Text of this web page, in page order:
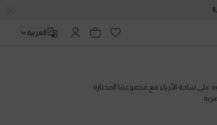
العربية
ساحة الأزياء مع مجموعتنا المختارة